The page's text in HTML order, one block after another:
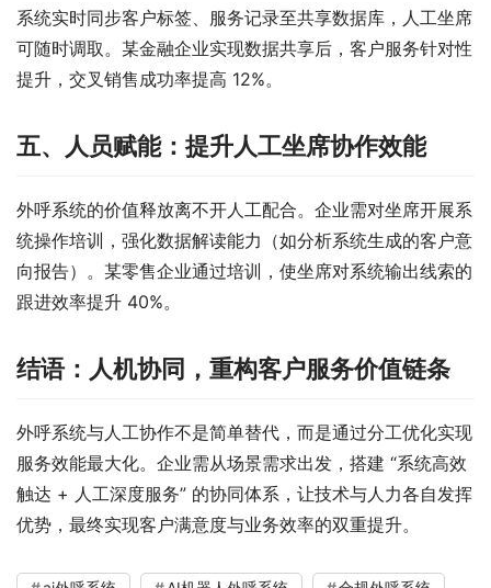
系统实时同步客户标签、服务记录至共享数据库，人工坐席
可随时调取。某金融企业实现数据共享后，客户服务针对性
提升，交叉销售成功率提高 12%。
五、人员赋能：提升人工坐席协作效能
外呼系统的价值释放离不开人工配合。企业需对坐席开展系
统操作培训，强化数据解读能力（如分析系统生成的客户意
向报告）。某零售企业通过培训，使坐席对系统输出线索的
跟进效率提升 40%。
结语：人机协同，重构客户服务价值链条
外呼系统与人工协作不是简单替代，而是通过分工优化实现
服务效能最大化。企业需从场景需求出发，搭建 “系统高效
触达 + 人工深度服务” 的协同体系，让技术与人力各自发挥
优势，最终实现客户满意度与业务效率的双重提升。